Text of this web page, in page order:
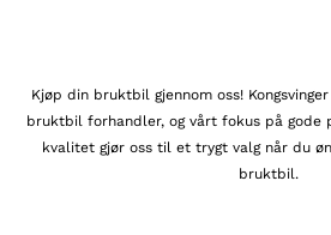
Kjøp din bruktbil gjennom oss!
bruktbil forhandler, og vårt fokus på gode
kvalitet gjør oss til et trygt valg når du
bruktbil.